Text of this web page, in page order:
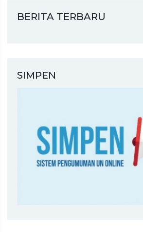
BERITA TERBARU
SIMPEN